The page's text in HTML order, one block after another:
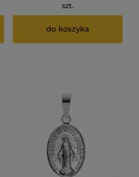
szt.
do koszyka